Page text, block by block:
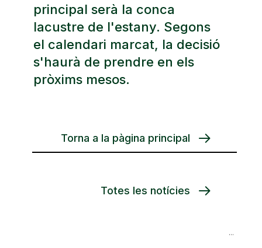
principal serà la conca
lacustre de l'estany. Segons
el calendari marcat, la decisió
s'haurà de prendre en els
pròxims mesos.
Torna a la pàgina principal
Totes les notícies
S’inicia la creació d’un tram de camí pedestre al sector Amaradors-Lió